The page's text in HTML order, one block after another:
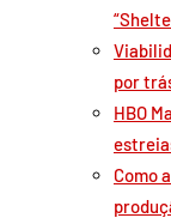
por
HBO
Como